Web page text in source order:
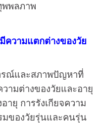
พลภาพ
วามแตกต่างของวัย
และสภาพปัญหาที่
ามต่างของวัยและอายุ
ายุ การรังเกียจความ
มของวัยรุ่นและคนรุ่น